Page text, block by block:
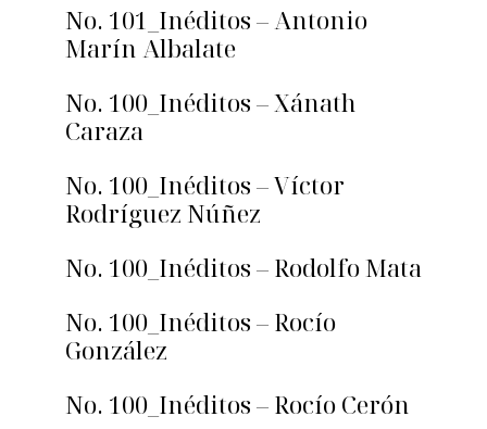
No. 101_Inéditos – Antonio
Marín Albalate
No. 100_Inéditos – Xánath
Caraza
No. 100_Inéditos – Víctor
Rodríguez Núñez
No. 100_Inéditos – Rodolfo Mata
No. 100_Inéditos – Rocío
González
No. 100_Inéditos – Rocío Cerón